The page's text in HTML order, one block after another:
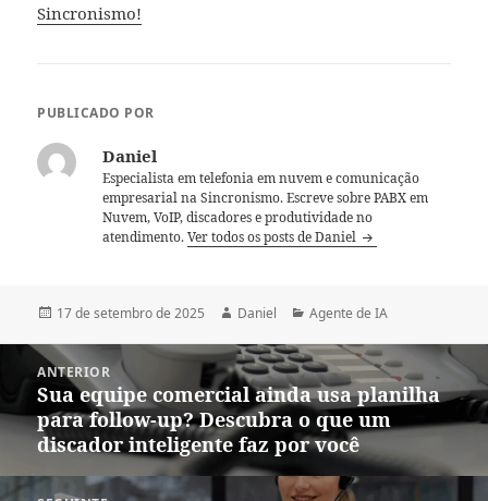
Sincronismo!
PUBLICADO POR
Daniel
Especialista em telefonia em nuvem e comunicação
empresarial na Sincronismo. Escreve sobre PABX em
Nuvem, VoIP, discadores e produtividade no
atendimento.Ver todos os posts de Daniel
Publicado
17 de setembro de 2025 Autor
Daniel Categorias
Agente de IA
Navegação
ANTERIOR
Post
anterior:
Sua equipe comercial ainda usa planilha
para follow-up? Descubra o que um
discador inteligente faz por você